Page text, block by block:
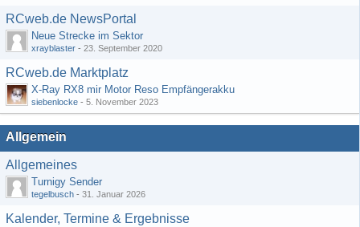
RCweb.de NewsPortal
Neue Strecke im Sektor
xrayblaster - 23. September 2020
RCweb.de Marktplatz
X-Ray RX8 mir Motor Reso Empfängerakku
siebenlocke - 5. November 2023
Allgemein
Allgemeines
Turnigy Sender
tegelbusch - 31. Januar 2026
Kalender, Termine & Ergebnisse